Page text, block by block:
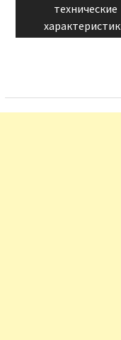
записям
post:
технические